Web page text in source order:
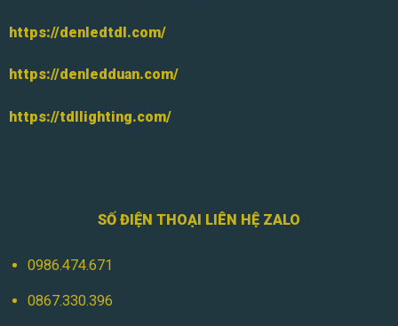
https://denledtdl.com/
https://denledduan.com/
https://tdllighting.com/
SỐ ĐIỆN THOẠI LIÊN HỆ ZALO
0986.474.671
0867.330.396